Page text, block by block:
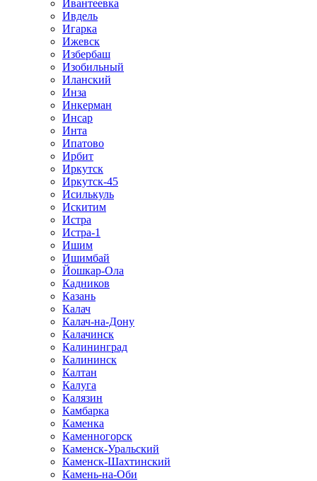
Ивантеевка
Ивдель
Игарка
Ижевск
Избербаш
Изобильный
Иланский
Инза
Инкерман
Инсар
Инта
Ипатово
Ирбит
Иркутск
Иркутск-45
Исилькуль
Искитим
Истра
Истра-1
Ишим
Ишимбай
Йошкар-Ола
Кадников
Казань
Калач
Калач-на-Дону
Калачинск
Калининград
Калининск
Калтан
Калуга
Калязин
Камбарка
Каменка
Каменногорск
Каменск-Уральский
Каменск-Шахтинский
Камень-на-Оби